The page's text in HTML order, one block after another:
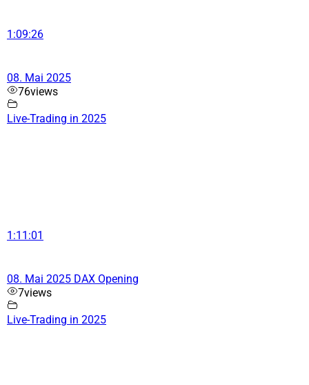
1:09:26
08. Mai 2025
76views
Live-Trading in 2025
1:11:01
08. Mai 2025 DAX Opening
7views
Live-Trading in 2025